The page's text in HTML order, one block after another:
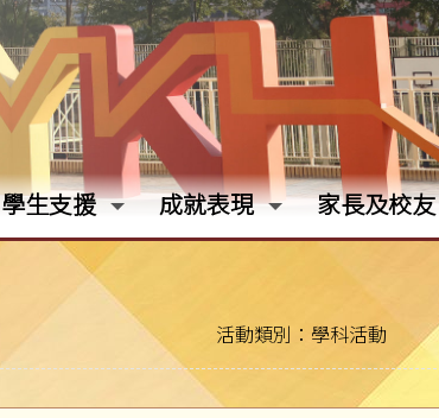
學生支援 成就表現 家長及校友
活動類別：學科活動